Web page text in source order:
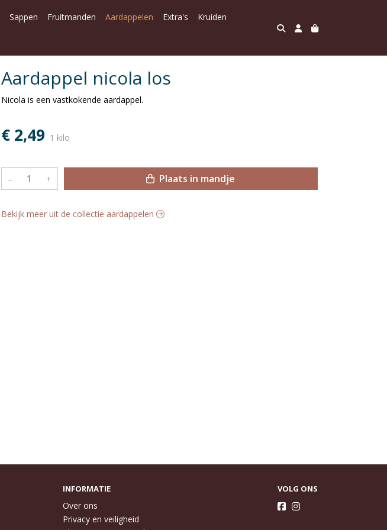
Sappen Fruitmanden Aardappelen Extra's
Kruiden
Aardappel nicola los
Nicola is een vastkokende aardappel.
€ 2,49 1 kilo
– + Plaats in mandje
Bekijk meer uit de collectie aardappelen
INFORMATIE
Over ons
Privacy en veiligheid
VOLG ONS